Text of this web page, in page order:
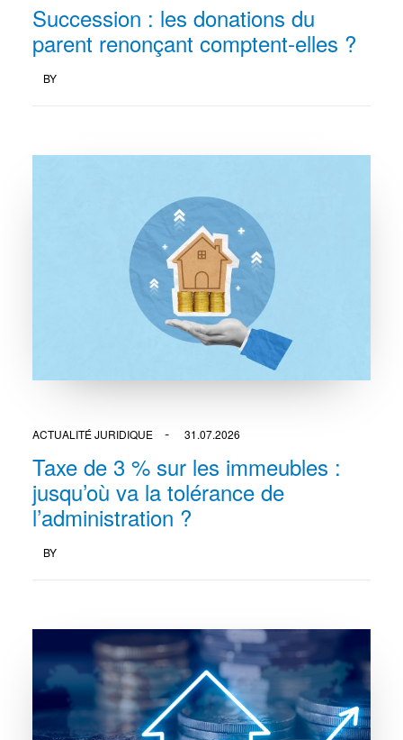
Succession : les donations du
parent renonçant comptent-elles ?
BY
ACTUALITÉ JURIDIQUE 31.07.2026
Taxe de 3 % sur les immeubles :
jusqu’où va la tolérance de
l’administration ?
BY